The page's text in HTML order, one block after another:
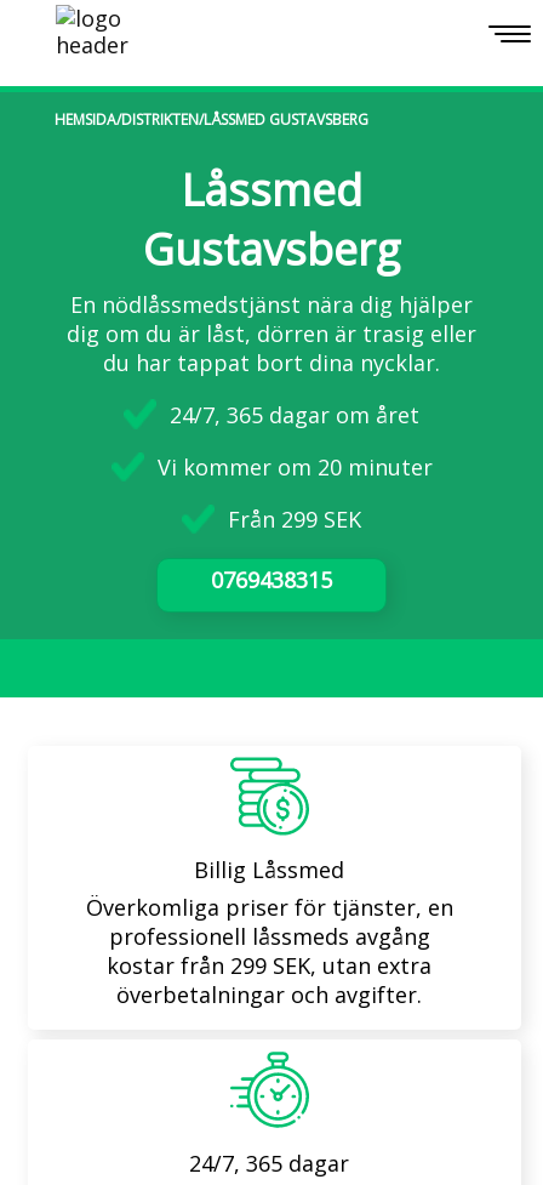
HEMSIDA/DISTRIKTEN/LÅSSMED GUSTAVSBERG
Låssmed
Gustavsberg
En nödlåssmedstjänst nära dig hjälper
dig om du är låst, dörren är trasig eller
du har tappat bort dina nycklar.
24/7, 365 dagar om året
Vi kommer om 20 minuter
Från 299 SEK
0769438315
Billig Låssmed
Överkomliga priser för tjänster, en
professionell låssmeds avgång
kostar från 299 SEK, utan extra
överbetalningar och avgifter.
24/7, 365 dagar